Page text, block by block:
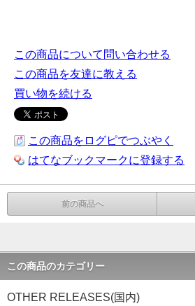
この商品について問い合わせる
この商品を友達に教える
買い物を続ける
この商品をログピでつぶやく
はてなブックマークに登録する
前の商品へ
この商品のカテゴリー
OTHER RELEASES(国内)